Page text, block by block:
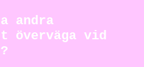
andra
överväga vid